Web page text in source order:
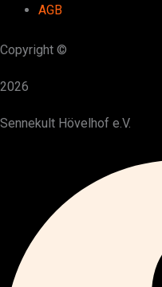
AGB
Copyright ©
2026
Sennekult Hövelhof e.V.